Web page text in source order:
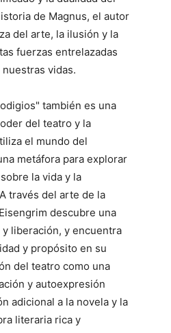
de Magnus, el autor
del arte, la ilusión y la
fuerzas entrelazadas
vidas.
también es una
del teatro y la
el mundo del
metáfora para explorar
la vida y la
través del arte de la
descubre una
liberación, y encuentra
y propósito en su
del teatro como una
y autoexpresión
adicional a la novela y la
literaria rica y